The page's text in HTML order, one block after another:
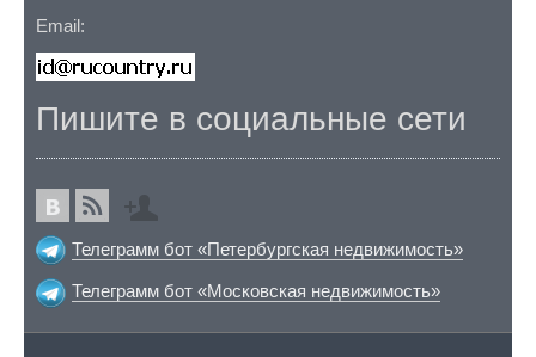
Email:
Пишите в социальные сети
Телеграмм бот «Петербургская недвижимость»
Телеграмм бот «Московская недвижимость»